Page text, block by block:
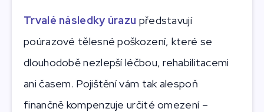
Trvalé následky úrazu představují
poúrazové tělesné poškození, které se
dlouhodobě nezlepší léčbou, rehabilitacemi
ani časem. Pojištění vám tak alespoň
finančně kompenzuje určité omezení –